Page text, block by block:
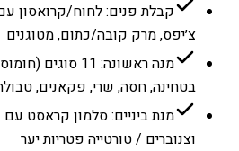
קבלת פנים: לחוח/קרואסון
צ׳יפס, מרק קובה/כתום, מטוגנים
מנה ראשונה: 11
בטחינה, חסה, שרי, פקאנים,
מנת ביניים: סלמון קראסט
וצנוברים / טורטייה פטריות יער